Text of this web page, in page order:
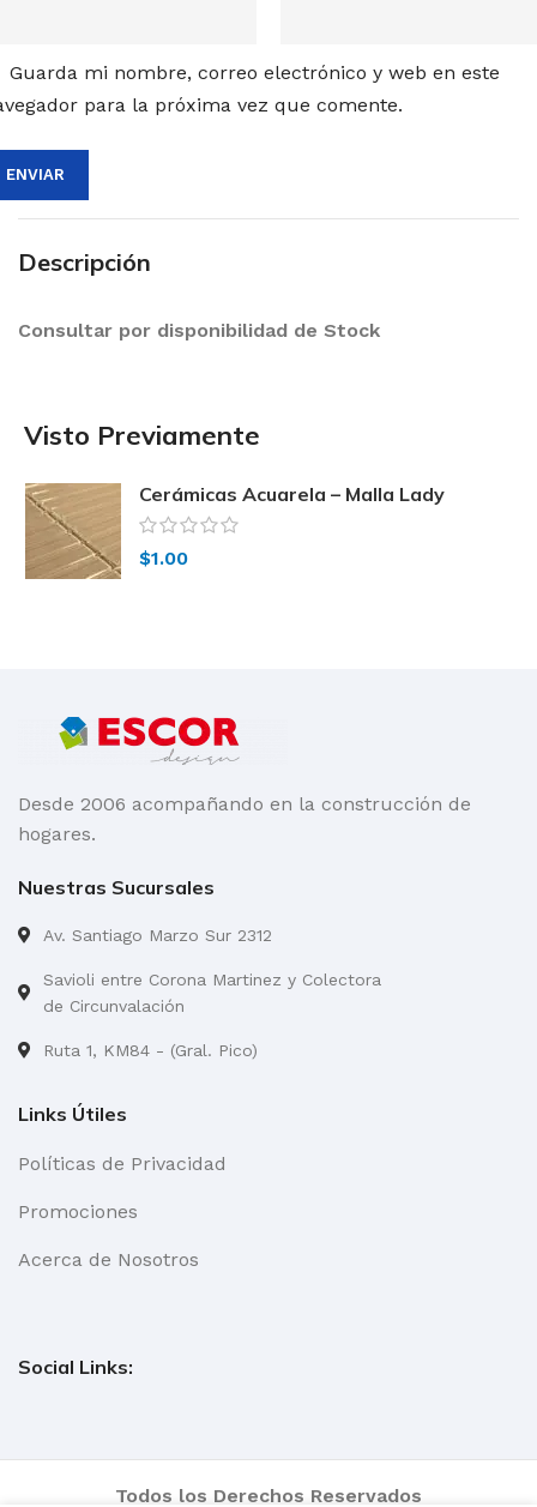
Guarda mi nombre, correo electrónico y web en este
para la próxima vez que comente.
Descripción
Consultar por disponibilidad de Stock
Visto Previamente
Cerámicas Acuarela – Malla Lady
Tostado
$1.00
Desde 2006 acompañando en la construcción de
hogares.
Nuestras Sucursales
Av. Santiago Marzo Sur 2312
Savioli entre Corona Martinez y Colectora
de Circunvalación
Ruta 1, KM84 - (Gral. Pico)
Links Útiles
Políticas de Privacidad
Promociones
Acerca de Nosotros
Social Links:
Todos los Derechos Reservados